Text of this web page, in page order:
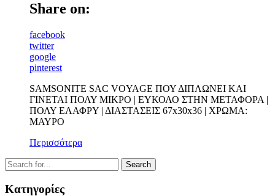
Share on:
facebook
twitter
google
pinterest
SAMSONITE SAC VOYAGE ΠΟΥ ΔΙΠΛΩΝΕΙ ΚΑΙ
ΓΙΝΕΤΑΙ ΠΟΛΥ ΜΙΚΡΟ | ΕΥΚΟΛΟ ΣΤΗΝ ΜΕΤΑΦΟΡΑ |
ΠΟΛΥ ΕΛΑΦΡΥ | ΔΙΑΣΤΑΣΕΙΣ 67x30x36 | ΧΡΩΜΑ:
ΜΑΥΡΟ
Περισσότερα
Κατηγορίες